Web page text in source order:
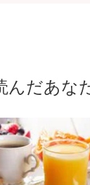
んだあな